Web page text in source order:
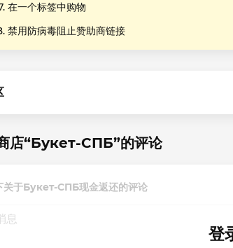
在一个标签中购物
禁用防病毒阻止赞助商链接
店“Букет-СПБ”的评论
关于Букет-СПБ现金返还的评论
登